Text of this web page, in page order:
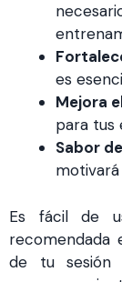
es
Mejora
para tus
Sabor
Es fácil de
recomendada
de tu sesión